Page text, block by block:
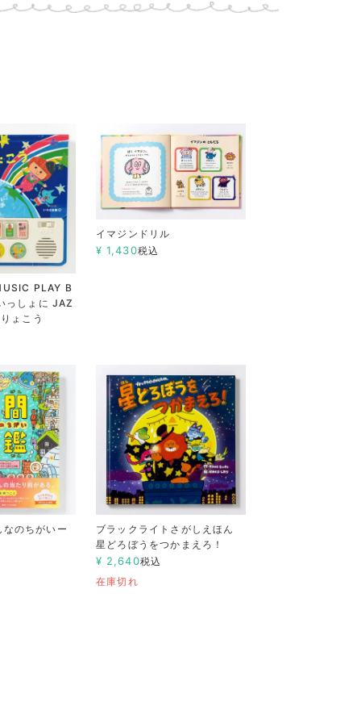
PLAY B
っしょに JAZ
ょこう
イマジンドリル
¥ 1,430税込
のちがいー
ブラックライトさがしえほん
星どろぼうをつかまえろ！
¥ 2,640税込
在庫切れ